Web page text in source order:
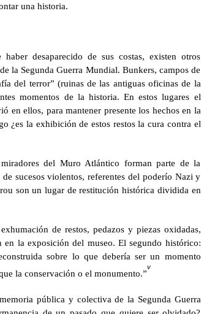
una historia.
desaparecido de sus costas, existen otros
la Segunda Guerra Mundial. Bunkers, campos de
del terror” (ruinas de las antiguas oficinas de la
momentos de la historia. En estos lugares el
en ellos, para mantener presente los hechos en la
¿es la exhibición de estos restos la cura contra el
del Muro Atlántico forman parte de la
sucesos violentos, referentes del poderío Nazi y
son un lugar de restitución histórica dividida en
de restos, pedazos y piezas oxidadas,
la exposición del museo. El segundo histórico:
sobre lo que debería ser un momento
la conservación o el monumento.”
v
pública y colectiva de la Segunda Guerra